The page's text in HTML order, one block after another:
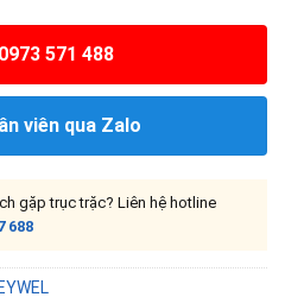
571 488
viên qua Zalo
gặp trục trặc? Liên hệ hotline
688